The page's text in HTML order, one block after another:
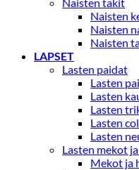
Naisten
Naisten
Naisten
LAPSET
Lasten paidat
Lasten
Lasten
Lasten
Lasten
Lasten
Lasten mekot
Mekot ja